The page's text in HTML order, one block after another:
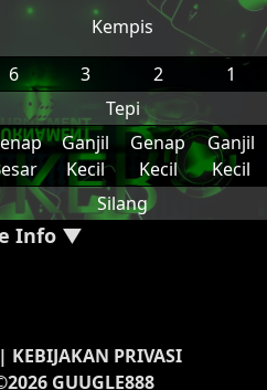
Kempis
6 3 2
1
Tepi
Ganjil
Kecil
Genap
Kecil
Ganjil
Kecil
Silang
Info ▼
KEBIJAKAN PRIVASI
GUUGLE888